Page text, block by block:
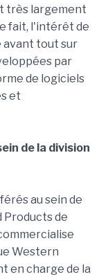
très largement
fait, l'intérêt de
avant tout sur
par
de logiciels
et
de la division
au sein de
Products de
Western
en charge de la